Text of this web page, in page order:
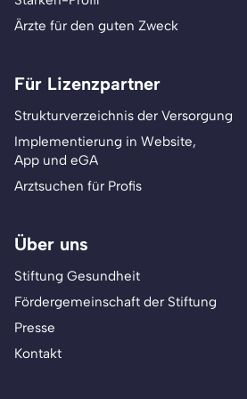
Ärzte für den guten Zweck
Für Lizenzpartner
Strukturverzeichnis der Versorgung
Implementierung in Website,
App und eGA
Arztsuchen für Profis
Über uns
Stiftung Gesundheit
Fördergemeinschaft der Stiftung
Presse
Kontakt